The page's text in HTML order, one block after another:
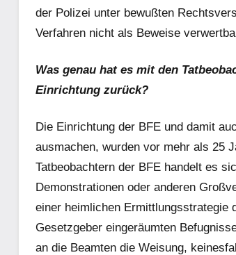
der Polizei unter bewußten
Verfahren nicht als Beweise
Was genau hat es mit den
Einrichtung zurück?
Die Einrichtung der BFE und damit
ausmachen, wurden vor mehr als 25
Tatbeobachtern der BFE handelt es
Demonstrationen oder anderen
einer heimlichen Ermittlungsstrategie
Gesetzgeber eingeräumten
an die Beamten die Weisung,